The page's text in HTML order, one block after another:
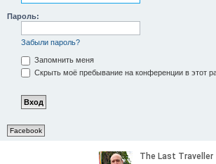
Пароль:
Забыли пароль?
Запомнить меня
Скрыть моё пребывание на конференции в этот
Facebook